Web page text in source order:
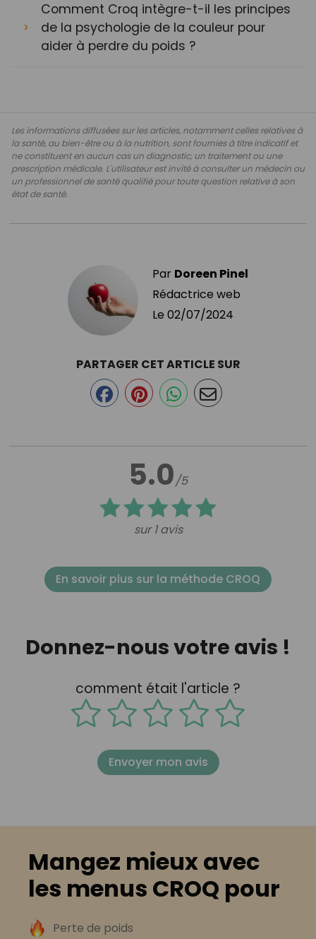
Comment Croq intègre-t-il les principes
de la psychologie de la couleur pour
aider à perdre du poids ?
Les informations diffusées sur les articles, notamment celles relatives à
la santé, au bien-être ou à la nutrition, sont fournies à titre indicatif et
ne constituent en aucun cas un diagnostic, un traitement ou une
prescription médicale. L'utilisateur est invité à consulter un médecin ou
un professionnel de santé qualifié pour toute question relative à son
état de santé.
Par Doreen Pinel
Rédactrice web
Le 02/07/2024
5.0/5
sur 1 avis
PARTAGER CET ARTICLE SUR
En savoir plus sur la méthode CROQ
Donnez-nous votre avis !
comment était l'article ?
Envoyer mon avis
Mangez mieux avec
les menus CROQ pour
Perte de poids